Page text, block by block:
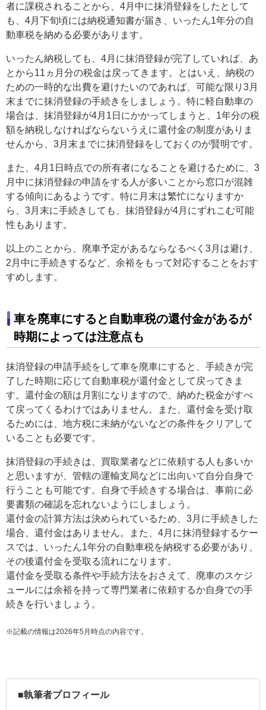
者に課税されることから、4月中に抹消登録をしたとして
も、4月下旬頃には納税通知書が届き、いったん1年分の自
動車税を納める必要があります。
いったん納税しても、4月に抹消登録が完了していれば、あ
とから11ヵ月分の税金は戻ってきます。とはいえ、納税の
ための一時的な出費を避けたいのであれば、可能な限り3月
末までに抹消登録の手続きをしましょう。特に軽自動車の
場合は、抹消登録が4月1日にかかってしまうと、1年分の税
額を納税しなければならないうえに還付金の制度がありま
せんから、3月末までに抹消登録をしておくのが賢明です。
また、4月1日時点での所有者になることを避けるために、3
月中に抹消登録の申請をする人が多いことから窓口が混雑
する傾向にあるようです。特に月末は繁忙になりますか
ら、3月末に手続きしても、抹消登録が4月にずれこむ可能
性もあります。
以上のことから、廃車予定があるならなるべく3月は避け、
2月中に手続きするなど、余裕をもって対応することをおす
すめします。
車を廃車にすると自動車税の還付金があるが
時期によっては注意点も
抹消登録の申請手続をして車を廃車にすると、手続きが完
了した時期に応じて自動車税が還付金として戻ってきま
す。還付金の額は月割になりますので、納めた税金がすべ
て戻ってくるわけではありません。また、還付金を受け取
るためには、地方税に未納がないなどの条件をクリアして
いることも必要です。
抹消登録の手続きは、買取業者などに依頼する人も多いか
と思いますが、管轄の運輸支局などに出向いて自分自身で
行うことも可能です。自身で手続きする場合は、事前に必
要書類の確認を忘れないようにしましょう。
還付金の計算方法は決められているため、3月に手続きした
場合、還付金はありません。また、4月に抹消登録するケー
スでは、いったん1年分の自動車税を納税する必要があり、
その後還付金を受取る流れになります。
還付金を受取る条件や手続方法をおさえて、廃車のスケジ
ュールには余裕を持って専門業者に依頼するか自身での手
続きを行いましょう。
※記載の情報は2026年5月時点の内容です。
■執筆者プロフィール